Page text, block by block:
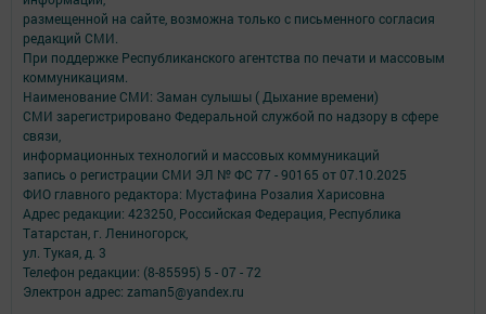
размещенной на сайте, возможна только с письменного согласия
редакций СМИ.
При поддержке Республиканского агентства по печати и массовым
коммуникациям.
Наименование СМИ: Заман сулышы ( Дыхание времени)
СМИ зарегистрировано Федеральной службой по надзору в сфере
связи,
информационных технологий и массовых коммуникаций
запись о регистрации СМИ ЭЛ № ФС 77 - 90165 от 07.10.2025
ФИО главного редактора: Мустафина Розалия Харисовна
Адрес редакции: 423250, Российская Федерация, Республика
Татарстан, г. Лениногорск,
ул. Тукая, д. 3
Телефон редакции: (8-85595) 5 - 07 - 72
Электрон адрес: zaman5@yandex.ru